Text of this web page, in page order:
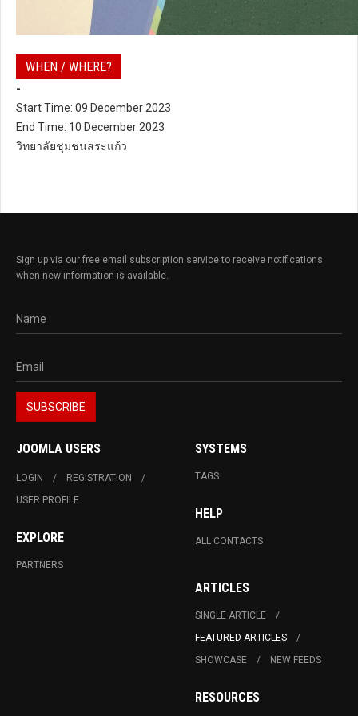
WHEN / WHERE?
-
Start Time: 09 December 2023
End Time: 10 December 2023
วิทยาลัยชุมชนสระแก้ว
Sign up via our free email subscription service to receive notifications
when new information is available.
JOOMLA USERS
LOGIN
REGISTRATION
USER PROFILE
EXPLORE
PARTNERS
SYSTEMS
TAGS
HELP
ALL CONTACTS
ARTICLES
SINGLE ARTICLE
FEATURED ARTICLES
SHOWCASE
NEW FEEDS
RESOURCES